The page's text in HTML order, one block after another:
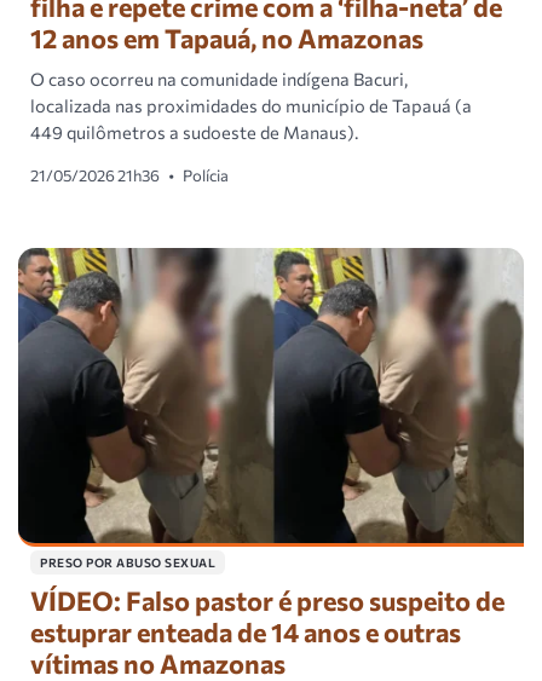
filha e repete crime com a ‘filha-neta’ de
12 anos em Tapauá, no Amazonas
O caso ocorreu na comunidade indígena Bacuri,
localizada nas proximidades do município de Tapauá (a
449 quilômetros a sudoeste de Manaus).
21/05/2026 21h36 • Polícia
PRESO POR ABUSO SEXUAL
VÍDEO: Falso pastor é preso suspeito de
estuprar enteada de 14 anos e outras
vítimas no Amazonas